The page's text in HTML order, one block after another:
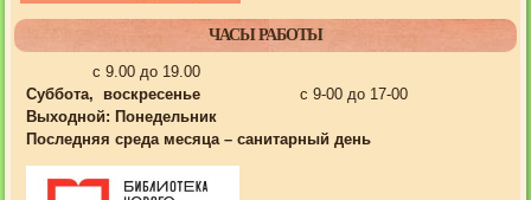
ЧАСЫ РАБОТЫ
с 9.00 до 19.00
Суббота, воскресенье
с 9-00 до 17-00
Выходной: Понедельник
Последняя среда месяца – санитарный день